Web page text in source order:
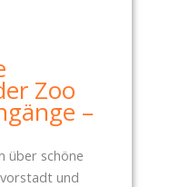
Zoo
–
über schöne
und